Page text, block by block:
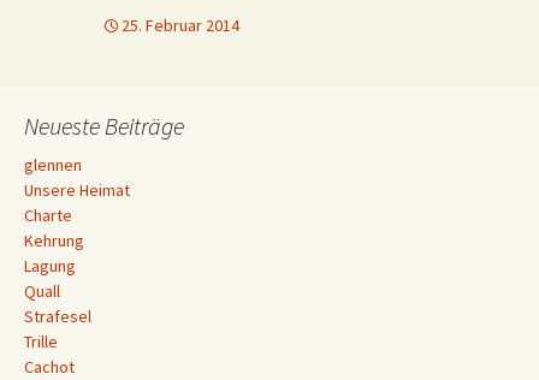
25. Februar 2014
Neueste Beiträge
glennen
Unsere Heimat
Charte
Kehrung
Lagung
Quall
Strafesel
Trille
Cachot